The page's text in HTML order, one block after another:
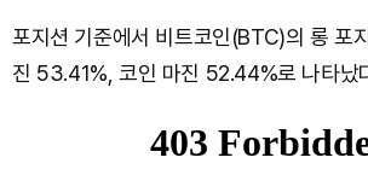
포지션 기준에서 비트코인(BTC)의 롱 포
진 53.41%, 코인 마진 52.44%로 나타났